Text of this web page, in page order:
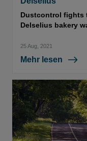
Dustcontrol fights
Delselius bakery
25 Aug, 2021
Mehr lesen